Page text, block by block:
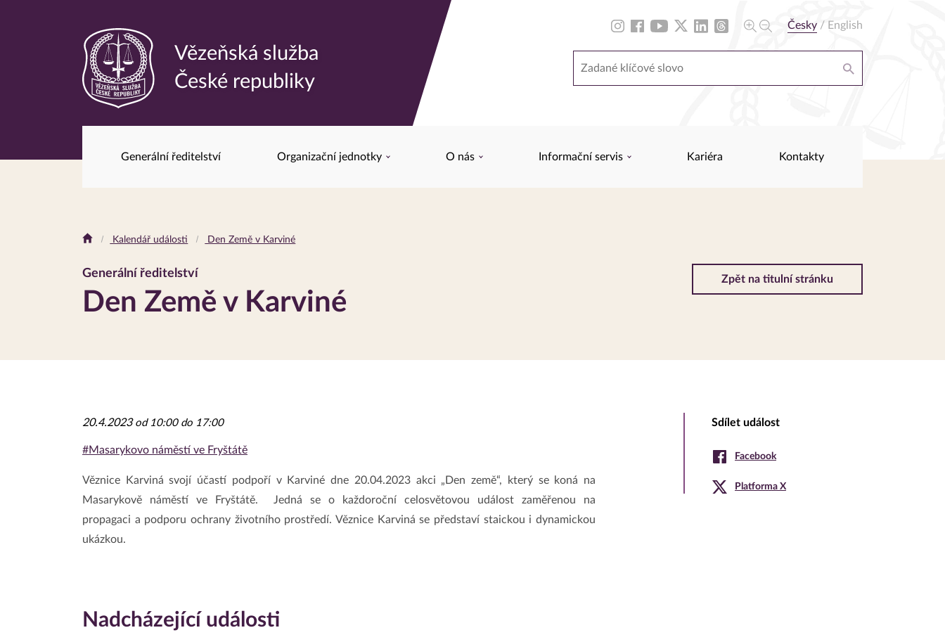
Česky / English
Odkaz
na
Vězeňská služba
České republiky
Generální ředitelství Organizační jednotky O nás Informační servis Kariéra Kontakty
Drobečková
Kalendář události Den Země v Karviné
Generální ředitelství
Den Země v Karviné
Zpět na titulní stránku
20.4.2023 od 10:00 do 17:00
#Masarykovo náměstí ve Fryštátě
Věznice Karviná svojí účastí podpoří v Karviné dne 20.04.2023 akci „Den země“, který se koná na
Masarykově náměstí ve Fryštátě. Jedná se o každoroční celosvětovou událost zaměřenou na
propagaci a podporu ochrany životního prostředí. Věznice Karviná se představí staickou i dynamickou
ukázkou.
Sdílet událost
Facebook
Platforma X
Nadcházející události